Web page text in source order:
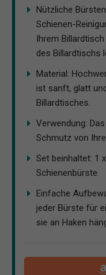
Nützliche
Schienen-
Ihrem
des Billardtischs
Material:
ist sanft, glatt
Billardtisches.
Verwendung:
Schmutz von
Set beinhaltet: 1
Schienenbürste
Einfache
jeder Bürste für
sie an Haken